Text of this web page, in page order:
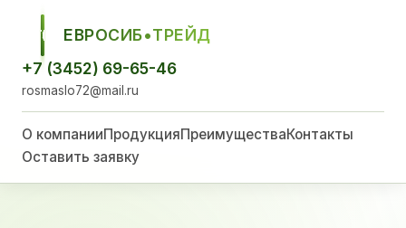
ЕСТ
ЕВРОСИБ•ТРЕЙД
+7 (3452) 69-65-46
rosmaslo72@mail.ru
О компанииПродукцияПреимуществаКонтакты
Оставить заявку